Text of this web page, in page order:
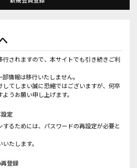
行されますので、本サイトでも引き続きご利
情報は移行いたしません。
てしまい誠に恐縮ではございますが、何卒
うお願い申し上げます。
定
るためには、パスワードの再設定が必要と
たします。
登録